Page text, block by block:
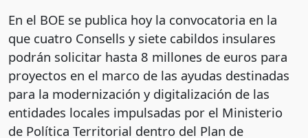
En el BOE se publica hoy la convocatoria en la
que cuatro Consells y siete cabildos insulares
podrán solicitar hasta 8 millones de euros para
proyectos en el marco de las ayudas destinadas
para la modernización y digitalización de las
entidades locales impulsadas por el Ministerio
de Política Territorial dentro del Plan de